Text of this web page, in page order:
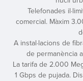
Telefonades
comercial. Màxim
A instal·lacions de
de permanència
La tarifa de 2.000
1 Gbps de pujada.